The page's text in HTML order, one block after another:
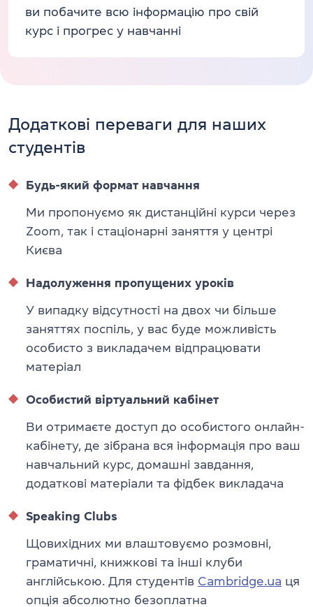
ви побачите всю інформацію про свій
курс і прогрес у навчанні
Додаткові переваги для наших
студентів
Будь-який формат навчання
Ми пропонуємо як дистанційні курси через
Zoom, так і стаціонарні заняття у центрі
Києва
Надолуження пропущених уроків
У випадку відсутності на двох чи більше
заняттях поспіль, у вас буде можливість
особисто з викладачем відпрацювати
матеріал
Особистий віртуальний кабінет
Ви отримаєте доступ до особистого онлайн-
кабінету, де зібрана вся інформація про ваш
навчальний курс, домашні завдання,
додаткові матеріали та фідбек викладача
Speaking Clubs
Щовихідних ми влаштовуємо розмовні,
граматичні, книжкові та інші клуби
англійською. Для студентів Cambridge.ua ця
опція абсолютно безоплатна